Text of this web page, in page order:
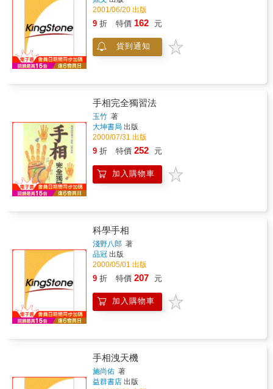
2001/06/20 出版
9 折 特價 162 元
貨到通知
手相完全獨習法
玉竹 著
大坤書局 出版
2000/07/31 出版
9 折 特價 252 元
加入購物車
科學手相
淺野八郎 著
品冠 出版
2000/05/01 出版
9 折 特價 207 元
加入購物車
手相洩天機
施尚佑 著
益群書店 出版